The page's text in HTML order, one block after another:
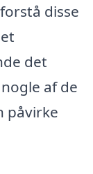
disse
det
af de
påvirke